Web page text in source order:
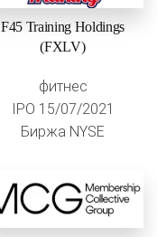
F45 Training Holdings
(FXLV)
фитнес
IPO 15/07/2021
Биржа NYSE